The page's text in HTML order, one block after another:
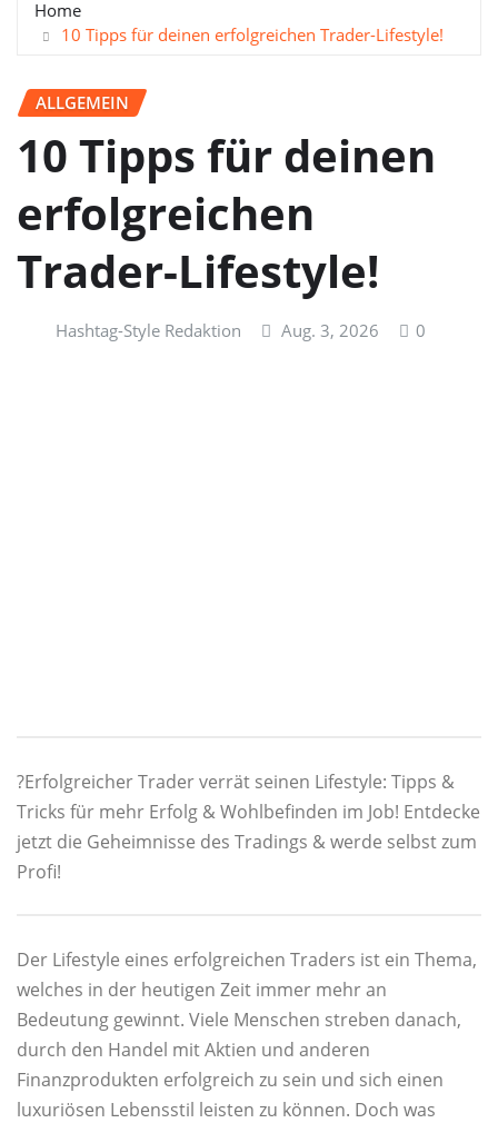
Home
10 Tipps für deinen erfolgreichen Trader-Lifestyle!
ALLGEMEIN
10 Tipps für deinen
erfolgreichen
Trader-Lifestyle!
Hashtag-Style Redaktion Aug. 3, 2026 0
?Erfolgreicher Trader verrät seinen Lifestyle: Tipps &
Tricks für mehr Erfolg & Wohlbefinden im Job! Entdecke
jetzt die Geheimnisse des Tradings & werde selbst zum
Profi!
Der Lifestyle eines erfolgreichen Traders ist ein Thema,
welches in der heutigen Zeit immer mehr an
Bedeutung gewinnt. Viele Menschen streben danach,
durch den Handel mit Aktien und anderen
Finanzprodukten erfolgreich zu sein und sich einen
luxuriösen Lebensstil leisten zu können. Doch was